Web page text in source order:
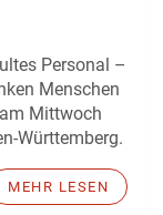
Personal –
Menschen
Mittwoch
Württemberg.
MEHR LESEN